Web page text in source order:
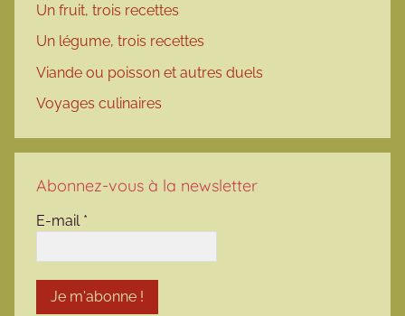
Un fruit, trois recettes
Un légume, trois recettes
Viande ou poisson et autres duels
Voyages culinaires
Abonnez-vous à la newsletter
E-mail *